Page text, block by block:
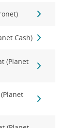
Cash)
(Planet